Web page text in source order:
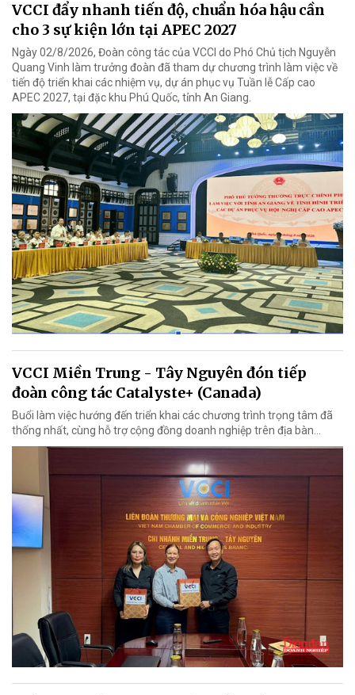
VCCI đẩy nhanh tiến độ, chuẩn hóa hậu cần
cho 3 sự kiện lớn tại APEC 2027
Ngày 02/8/2026, Đoàn công tác của VCCI do Phó Chủ tịch Nguyễn
Quang Vinh làm trưởng đoàn đã tham dự chương trình làm việc về
tiến độ triển khai các nhiệm vụ, dự án phục vụ Tuần lễ Cấp cao
APEC 2027, tại đặc khu Phú Quốc, tỉnh An Giang.
VCCI Miền Trung - Tây Nguyên đón tiếp
đoàn công tác Catalyste+ (Canada)
Buổi làm việc hướng đến triển khai các chương trình trọng tâm đã
thống nhất, cùng hỗ trợ cộng đồng doanh nghiệp trên địa bàn...